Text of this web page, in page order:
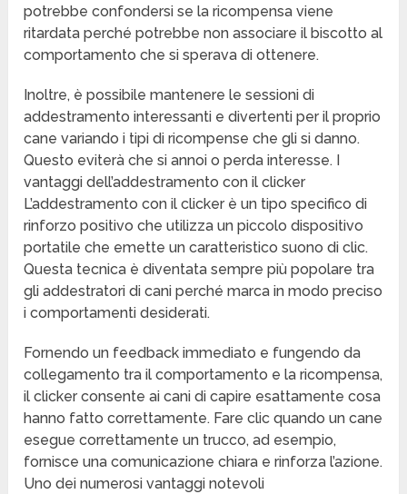
potrebbe confondersi se la ricompensa viene
ritardata perché potrebbe non associare il biscotto al
comportamento che si sperava di ottenere.
Inoltre, è possibile mantenere le sessioni di
addestramento interessanti e divertenti per il proprio
cane variando i tipi di ricompense che gli si danno.
Questo eviterà che si annoi o perda interesse. I
vantaggi dell’addestramento con il clicker
L’addestramento con il clicker è un tipo specifico di
rinforzo positivo che utilizza un piccolo dispositivo
portatile che emette un caratteristico suono di clic.
Questa tecnica è diventata sempre più popolare tra
gli addestratori di cani perché marca in modo preciso
i comportamenti desiderati.
Fornendo un feedback immediato e fungendo da
collegamento tra il comportamento e la ricompensa,
il clicker consente ai cani di capire esattamente cosa
hanno fatto correttamente. Fare clic quando un cane
esegue correttamente un trucco, ad esempio,
fornisce una comunicazione chiara e rinforza l’azione.
Uno dei numerosi vantaggi notevoli